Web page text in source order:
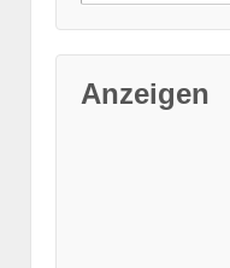
Anzeigen